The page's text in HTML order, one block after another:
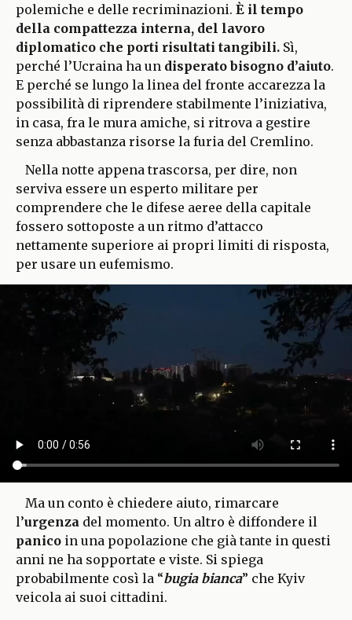
polemiche e delle recriminazioni. È il tempo
della compattezza interna, del lavoro
diplomatico che porti risultati tangibili. Sì,
perché l’Ucraina ha un disperato bisogno d’aiuto.
E perché se lungo la linea del fronte accarezza la
possibilità di riprendere stabilmente l’iniziativa,
in casa, fra le mura amiche, si ritrova a gestire
senza abbastanza risorse la furia del Cremlino.
Nella notte appena trascorsa, per dire, non
serviva essere un esperto militare per
comprendere che le difese aeree della capitale
fossero sottoposte a un ritmo d’attacco
nettamente superiore ai propri limiti di risposta,
per usare un eufemismo.
Ma un conto è chiedere aiuto, rimarcare
l’urgenza del momento. Un altro è diffondere il
panico in una popolazione che già tante in questi
anni ne ha sopportate e viste. Si spiega
probabilmente così la “bugia bianca” che Kyiv
veicola ai suoi cittadini.